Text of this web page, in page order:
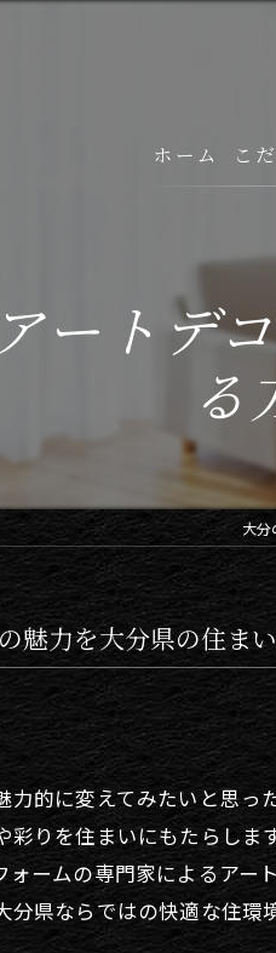
ホーム こ
ートデ
る
大
魅力を大分県の住ま
力的に変えてみたいと思
彩りを住まいにもたらし
ォームの専門家によるア
分県ならではの快適な住環